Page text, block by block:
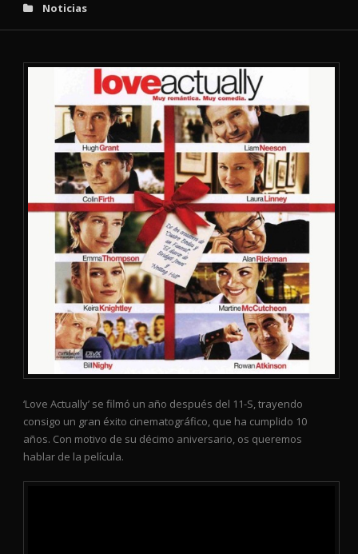
Noticias
‘Love Actually’ se filmó un año después del 11-S, trayendo
consigo un gran éxito cinematográfico, que ha cumplido 10
años. Con motivo de su décimo aniversario, os queremos
hablar de la película.